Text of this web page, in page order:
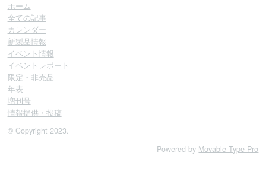
ホーム
全ての記事
カレンダー
新製品情報
イベント情報
イベントレポート
限定・非売品
年表
増刊号
情報提供・投稿
© Copyright 2023.
Powered by Movable Type Pro